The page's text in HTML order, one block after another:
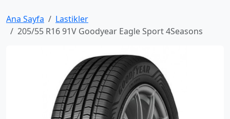
Ana Sayfa
Lastikler
205/55 R16 91V Goodyear Eagle Sport 4Seasons